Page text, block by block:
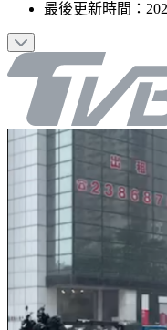
最後更新時間：